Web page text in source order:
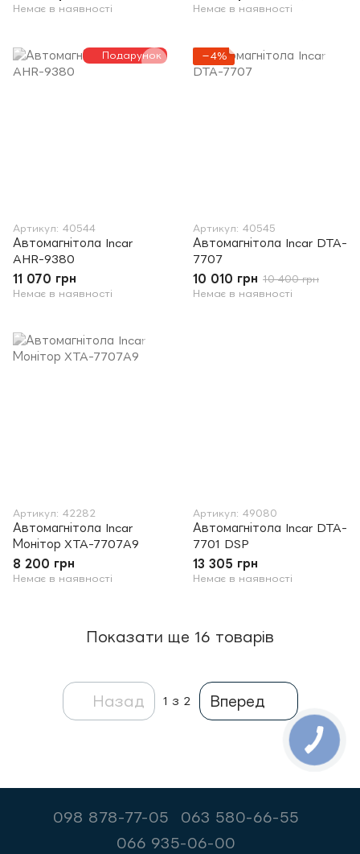
Немає в наявності
Немає в наявності
Подарунок
Артикул: 40544
Автомагнітола Incar
AHR-9380
11 070 грн
Немає в наявності
−4%
Артикул: 40545
Автомагнітола Incar DTA-
7707
10 010 грн 10 400 грн
Немає в наявності
Артикул: 42282
Автомагнітола Incar
Монітор XTA-7707A9
8 200 грн
Немає в наявності
Артикул: 49080
Автомагнітола Incar DTA-
7701 DSP
13 305 грн
Немає в наявності
Показати ще 16 товарів
Назад 1 з 2 Вперед
098 878-77-05
063 580-66-55
066 935-06-00